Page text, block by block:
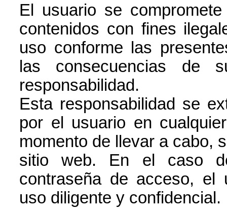
El usuario se
contenidos con fines
uso conforme las
las consecuencias de
responsabilidad.
Esta responsabilidad se
por el usuario en
momento de llevar a cabo,
sitio web. En el caso
contraseña de acceso, el
uso diligente y confidencial.